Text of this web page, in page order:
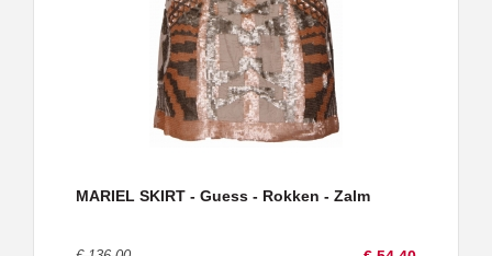
MARIEL SKIRT - Guess - Rokken - Zalm